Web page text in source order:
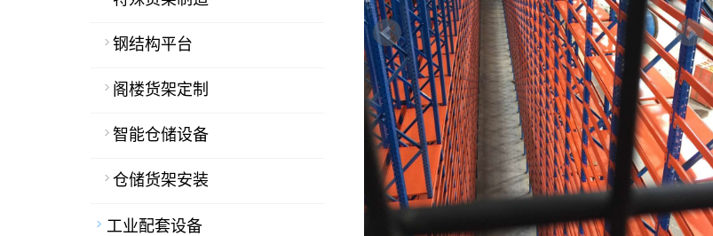
钢结构平台
阁楼货架定制
智能仓储设备
仓储货架安装
工业配套设备